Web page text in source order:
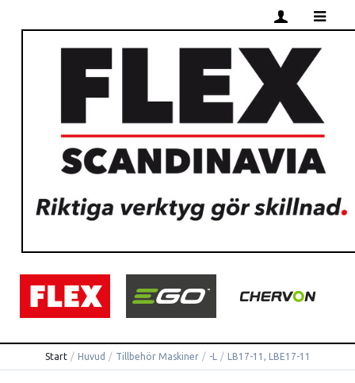
Start / Huvud / Tillbehör Maskiner / -L / LB17-11, LBE17-11